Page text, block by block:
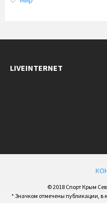
LIVEINTERNET
© 2018 Спорт Крым
* Значком отмечены публикации, в